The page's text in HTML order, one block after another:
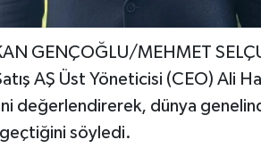
GENÇOĞLU/MEHMET
AŞ Üst Yöneticisi (CEO) Ali
değerlendirerek, dünya
söyledi.